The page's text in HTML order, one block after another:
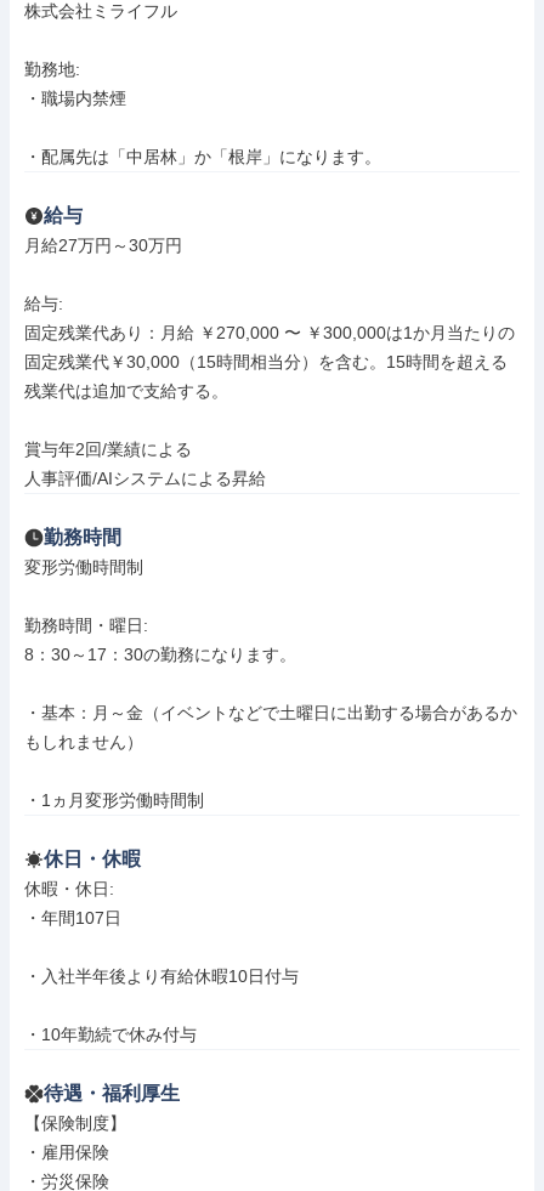
株式会社ミライフル
勤務地:
・職場内禁煙
・配属先は「中居林」か「根岸」になります。
給与
月給27万円～30万円
給与:
固定残業代あり：月給 ￥270,000 〜 ￥300,000は1か月当たりの
固定残業代￥30,000（15時間相当分）を含む。15時間を超える
残業代は追加で支給する。
賞与年2回/業績による
人事評価/AIシステムによる昇給
勤務時間
変形労働時間制
勤務時間・曜日:
8：30～17：30の勤務になります。
・基本：月～金（イベントなどで土曜日に出勤する場合があるか
もしれません）
・1ヵ月変形労働時間制
休日・休暇
休暇・休日:
・年間107日
・入社半年後より有給休暇10日付与
・10年勤続で休み付与
待遇・福利厚生
【保険制度】
・雇用保険
・労災保険